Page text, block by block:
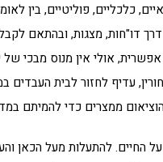
כלכליים, פוליטיים, בין
דו"חות, מצגות, ובהתאם
אולי אין מנוס מבכי של
עדיף לחזור לבית העבדים
ממצרים כדי להמיתם
החיים. להתעלות מעל הכאן